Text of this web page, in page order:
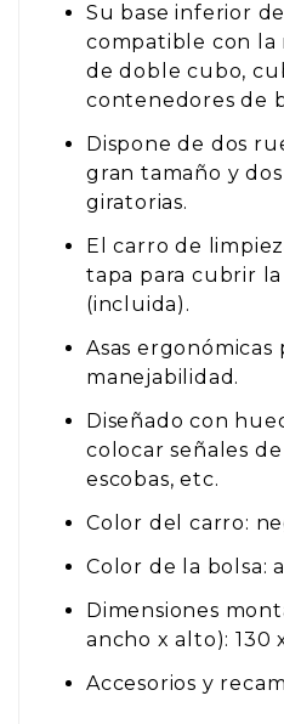
Su base inferior
compatible con la
de doble cubo,
contenedores de
Dispone de dos
gran tamaño y
giratorias.
El carro de
tapa para cubrir
(incluida).
Asas
manejabilidad.
Diseñado con
colocar señales
escobas, etc.
Color del carro:
Color de la bolsa:
Dimensiones
ancho x alto): 130
Accesorios y